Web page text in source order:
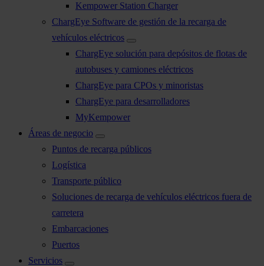
Kempower Station Charger
ChargEye Software de gestión de la recarga de
vehículos eléctricos
ChargEye solución para depósitos de flotas de
autobuses y camiones eléctricos
ChargEye para CPOs y minoristas
ChargEye para desarrolladores
MyKempower
Áreas de negocio
Puntos de recarga públicos
Logística
Transporte público
Soluciones de recarga de vehículos eléctricos fuera de
carretera
Embarcaciones
Puertos
Servicios